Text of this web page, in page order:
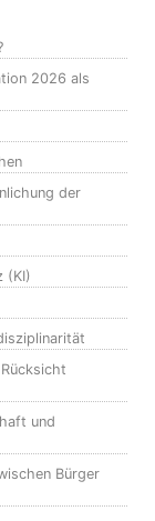
2026 als
der
(KI)
und
Bürger